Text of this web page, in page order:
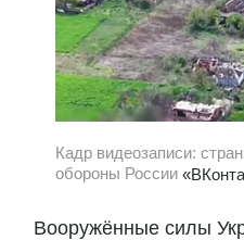
Кадр видеозаписи:
обороны России
Вооружённые силы